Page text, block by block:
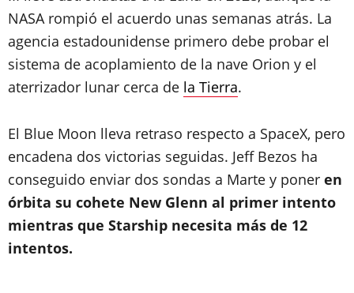
NASA rompió el acuerdo unas semanas atrás. La
agencia estadounidense primero debe probar el
sistema de acoplamiento de la nave Orion y el
aterrizador lunar cerca de la Tierra.
El Blue Moon lleva retraso respecto a SpaceX, pero
encadena dos victorias seguidas. Jeff Bezos ha
conseguido enviar dos sondas a Marte y poner en
órbita su cohete New Glenn al primer intento
mientras que Starship necesita más de 12
intentos.